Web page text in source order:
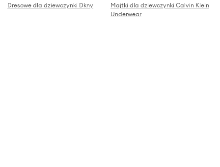
Dresowe dla dziewczynki Dkny
Majtki dla dziewczynki Calvin Klein
Underwear